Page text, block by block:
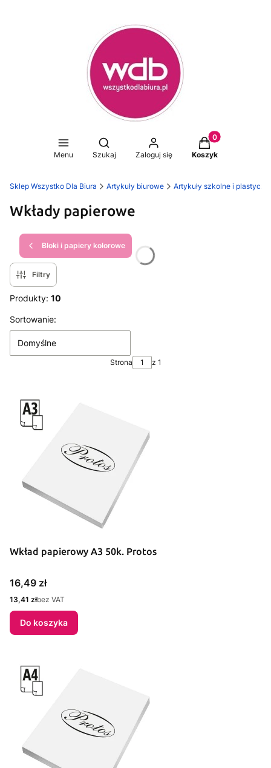
Menu
Otwórz wyszukiwarkę
Szukaj Zaloguj się
Produkty w
Koszyk
Sklep Wszystko Dla Biura Artykuły biurowe Artykuły szkolne i
Wkłady papierowe
Bloki i papiery kolorowe
Filtry
Produkty: 10
Lista produktów
Sortowanie:
Domyślne
Strona z 1
Wkład papierowy A3 50k. Protos
Cena
16,49 zł
Cena
13,41 złbez VAT
Do koszyka